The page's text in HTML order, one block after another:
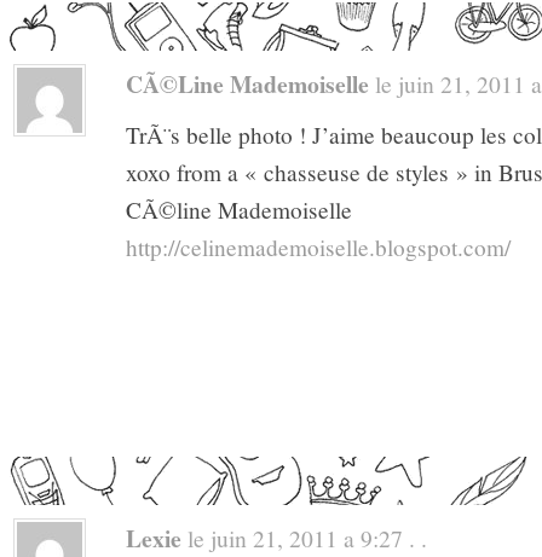
CÃ©line Mademoiselle le juin 21, 2011
TrÃ¨s belle photo ! J’aime beaucoup les
xoxo from a « chasseuse de styles » in
CÃ©line Mademoiselle
http://celinemademoiselle.blogspot.com/
Lexie le juin 21, 2011 a 9:27 . .